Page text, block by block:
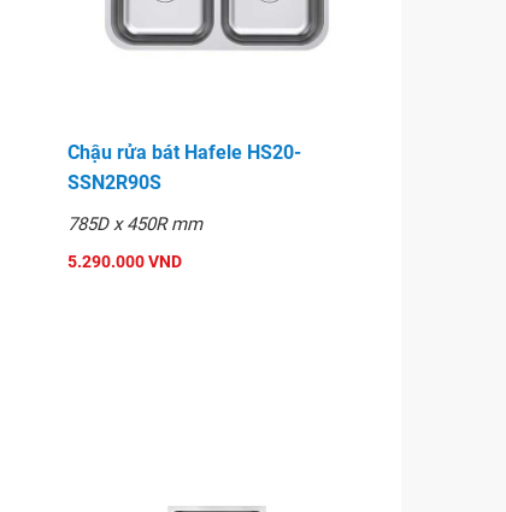
Chậu rửa bát Hafele HS20-
SSN2R90S
785D x 450R mm
5.290.000 VND